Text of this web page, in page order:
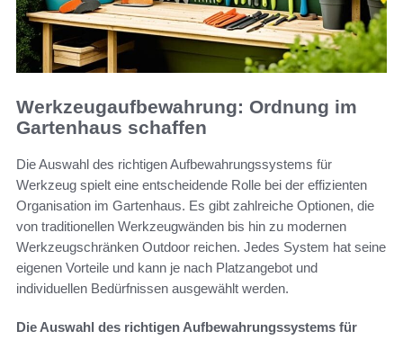
Werkzeugaufbewahrung: Ordnung im
Gartenhaus schaffen
Die Auswahl des richtigen Aufbewahrungssystems für
Werkzeug spielt eine entscheidende Rolle bei der effizienten
Organisation im Gartenhaus. Es gibt zahlreiche Optionen, die
von traditionellen Werkzeugwänden bis hin zu modernen
Werkzeugschränken Outdoor reichen. Jedes System hat seine
eigenen Vorteile und kann je nach Platzangebot und
individuellen Bedürfnissen ausgewählt werden.
Die Auswahl des richtigen Aufbewahrungssystems für